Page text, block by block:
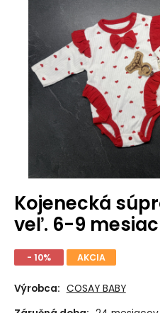
Kojenecká
veľ. 6-9 mesiac
- 10% AKCIA
Výrobca: COSAY BABY